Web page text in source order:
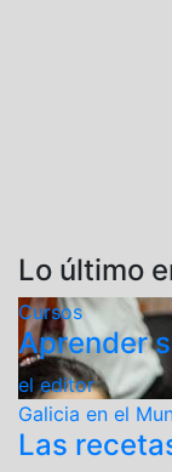
Lo último
Cursos
Aprender
el editor
Galicia en el
Las